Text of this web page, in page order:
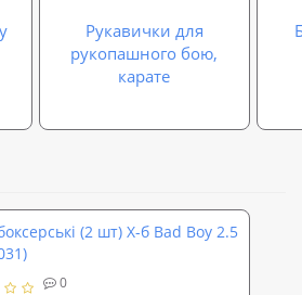
Рукавички для
рукопашного бою,
карате
(2 шт) Х-б Bad Boy 2.5
0